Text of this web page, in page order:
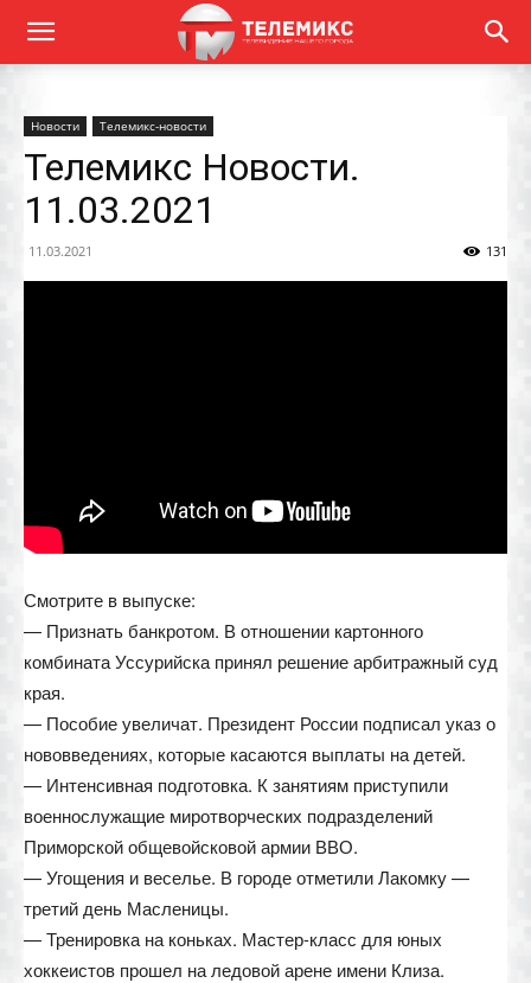
Новости Телемикс-новости
Телемикс Новости.
11.03.2021
11.03.2021 131
Смотрите в выпуске:
— Признать банкротом. В отношении картонного
комбината Уссурийска принял решение арбитражный суд
края.
— Пособие увеличат. Президент России подписал указ о
нововведениях, которые касаются выплаты на детей.
— Интенсивная подготовка. К занятиям приступили
военнослужащие миротворческих подразделений
Приморской общевойсковой армии ВВО.
— Угощения и веселье. В городе отметили Лакомку —
третий день Масленицы.
— Тренировка на коньках. Мастер-класс для юных
хоккеистов прошел на ледовой арене имени Клиза.